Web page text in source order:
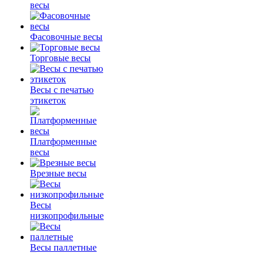
весы
Фасовочные весы
Торговые весы
Весы с печатью
этикеток
Платформенные
весы
Врезные весы
Весы
низкопрофильные
Весы паллетные